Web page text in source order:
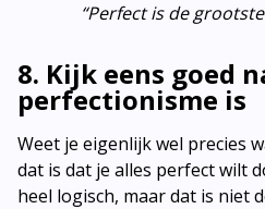
“Perfect is de
8. Kijk eens goed
perfectionisme is
Weet je eigenlijk wel precies
dat is dat je alles perfect wilt
heel logisch, maar dat is niet